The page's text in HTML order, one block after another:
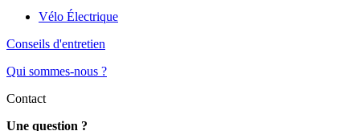
Vélo Électrique
Conseils d'entretien
Qui sommes-nous ?
Contact
Une question ?